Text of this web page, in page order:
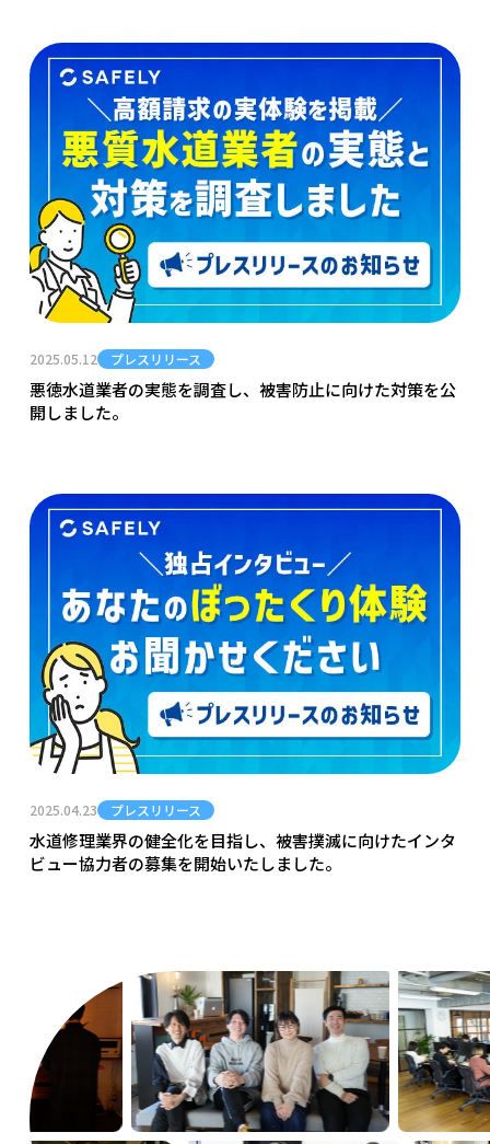
2025.05.12 プレスリリース
悪徳水道業者の実態を調査し、被害防止に向けた対策を公
開しました。
2025.04.23 プレスリリース
水道修理業界の健全化を目指し、被害撲滅に向けたインタ
ビュー協力者の募集を開始いたしました。